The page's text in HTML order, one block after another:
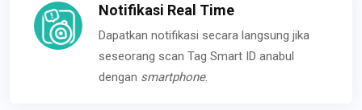
Notifikasi Real Time
Dapatkan notifikasi secara langsung jika
seseorang scan Tag Smart ID anabul
dengan smartphone.